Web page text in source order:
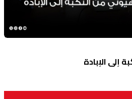
إلى الإبادة